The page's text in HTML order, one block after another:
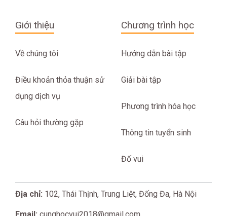
Giới thiệu
Về chúng tôi
Điều khoản thỏa thuận sử
dụng dịch vụ
Câu hỏi thường gặp
Chương trình học
Hướng dẫn bài tập
Giải bài tập
Phương trình hóa học
Thông tin tuyển sinh
Đố vui
Địa chỉ: 102, Thái Thịnh, Trung Liệt, Đống Đa, Hà Nội